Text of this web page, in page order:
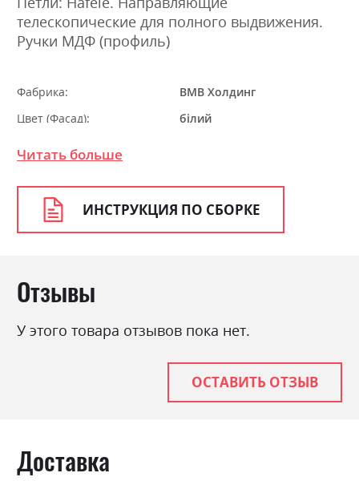
телескопические для полного выдвижения.
Ручки МДФ (профиль)
Фабрика:
ВМВ Холдинг
Цвет (Фасад):
білий
Стиль
Материал
Читать больше
ИНСТРУКЦИЯ ПО СБОРКЕ
Отзывы
У этого товара отзывов пока нет.
ОСТАВИТЬ ОТЗЫВ
Доставка